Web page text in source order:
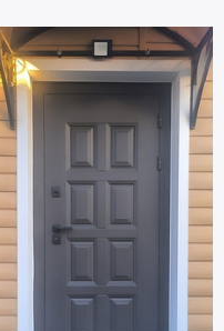
по замерам.
многоконтурный профиль
2 мм. Внутренняя
в комплект.
материал
дополнительной
эксплуатацию и
циклов открывания и
комплектующих и
обеспечивают